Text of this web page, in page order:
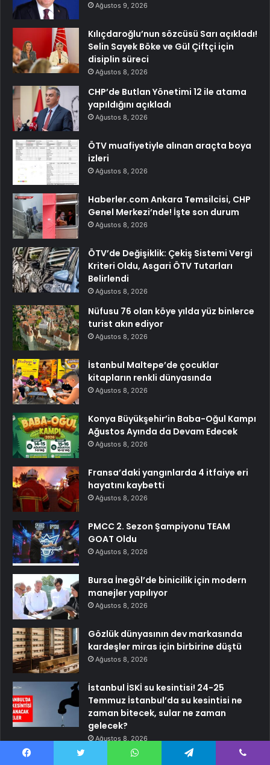
Ağustos 9, 2026
Kılıçdaroğlu’nun sözcüsü Sarı açıkladı!
Selin Sayek Böke ve Gül Çiftçi için
disiplin süreci
Ağustos 8, 2026
CHP’de Butlan Yönetimi 12 ile atama
yapıldığını açıkladı
Ağustos 8, 2026
ÖTV muafiyetiyle alınan araçta boya
izleri
Ağustos 8, 2026
Haberler.com Ankara Temsilcisi, CHP
Genel Merkezi’nde! İşte son durum
Ağustos 8, 2026
ÖTV’de Değişiklik: Çekiş Sistemi Vergi
Kriteri Oldu, Asgari ÖTV Tutarları
Belirlendi
Ağustos 8, 2026
Nüfusu 76 olan köye yılda yüz binlerce
turist akın ediyor
Ağustos 8, 2026
İstanbul Maltepe’de çocuklar
kitapların renkli dünyasında
Ağustos 8, 2026
Konya Büyükşehir’in Baba-Oğul Kampı
Ağustos Ayında da Devam Edecek
Ağustos 8, 2026
Fransa’daki yangınlarda 4 itfaiye eri
hayatını kaybetti
Ağustos 8, 2026
PMCC 2. Sezon Şampiyonu TEAM
GOAT Oldu
Ağustos 8, 2026
Bursa İnegöl’de binicilik için modern
manejler yapılıyor
Ağustos 8, 2026
Gözlük dünyasının dev markasında
kardeşler miras için birbirine düştü
Ağustos 8, 2026
İstanbul İSKİ su kesintisi! 24-25
Temmuz İstanbul’da su kesintisi ne
zaman bitecek, sular ne zaman
gelecek?
Ağustos 8, 2026
İddia: Kılıçdaroğlu yakın zamanda